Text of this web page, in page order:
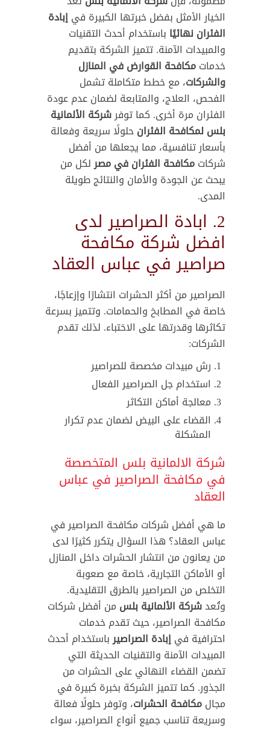
الخيار الأمثل بفضل خبرتها الكبيرة فيإبادة
الفئران نهائيًا باستخدام أحدث التقنيات
والمبيدات الآمنة. تتميز الشركة بتقديم
خدماتمكافحة القوارض في المنازل
والشركات، مع خطط متكاملة تشمل
الفحص، العلاج، والمتابعة لضمان عدم عودة
الفئران مرة أخرى. كما توفرشركة الألمانية
بلس لمكافحة الفئرانحلولًا سريعة وفعالة
بأسعار تنافسية، مما يجعلها من أفضل
شركاتمكافحة الفئران في مصرلكل من
يبحث عن الجودة والأمان والنتائج طويلة
المدى.
2. ابادة الصراصير لدى
افضل شركة مكافحة
صراصير في عباس العقاد
الصراصير من أكثر الحشرات انتشارًا وإزعاجًا،
خاصة في المطابخ والحمامات. وتتميز بسرعة
تكاثرها وقدرتها على الاختباء. لذلك تقدم
الشركات:
رش مبيدات مخصصة للصراصير
استخدام جل الصراصير الفعال
معالجة أماكن التكاثر
القضاء على البيض لضمان عدم تكرار
المشكلة
شركة الالمانية بلس المتخصصة
في مكافحة الصراصير في عباس
العقاد
ما هي أفضل شركات مكافحة الصراصير في
عباس العقاد؟ هذا السؤال يتكرر كثيرًا لدى
من يعانون من انتشار الحشرات داخل المنازل
أو الأماكن التجارية، خاصة مع صعوبة
التخلص من الصراصير بالطرق التقليدية.
وتُعدشركة الألمانية بلس من أفضل شركات
مكافحة الصراصير، حيث تقدم خدمات
احترافية فيإبادة الصراصيرباستخدام أحدث
المبيدات الآمنة والتقنيات الحديثة التي
تضمن القضاء النهائي على الحشرات من
الجذور. كما تتميز الشركة بخبرة كبيرة في
مجالمكافحة الحشرات، وتوفر حلولًا فعالة
وسريعة تناسب جميع أنواع الصراصير، سواء